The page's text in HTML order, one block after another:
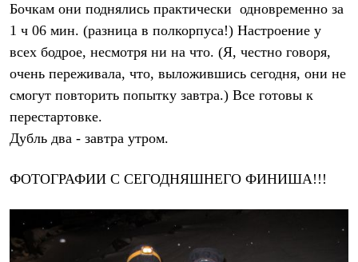
Среднее термобелье
Легкое термобелье
Флисовая одежда
Куртки
Детская одежда
Утепленная пухом
Комбинезоны
Куртки
Брюки
Комбинезоны
Лёгкая одежда
Футболки
Толстовки
Бочкам они поднялись практически одновременно за
1 ч 06 мин. (разница в полкорпуса!) Настроение у
всех бодрое, несмотря ни на что. (Я, честно говоря,
очень переживала, что, выложившись сегодня, они не
смогут повторить попытку завтра.) Все готовы к
перестартовке.
Дубль два - завтра утром.
ФОТОГРАФИИ С СЕГОДНЯШНЕГО ФИНИША!!!